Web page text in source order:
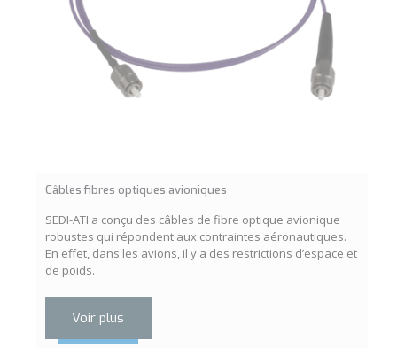
Câbles fibres optiques avioniques
SEDI-ATI a conçu des câbles de fibre optique avionique
robustes qui répondent aux contraintes aéronautiques.
En effet, dans les avions, il y a des restrictions d’espace et
de poids.
Voir plus